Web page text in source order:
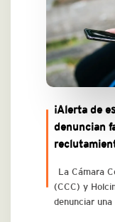
¡Alerta de
denuncian
La Cámara
(CCC) y
denunciar una